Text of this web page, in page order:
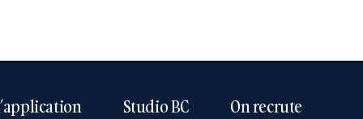
Studio BC On recrute